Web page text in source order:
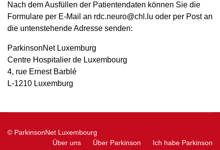
Nach dem Ausfüllen der Patientendaten können Sie die
Formulare per E-Mail an rdc.neuro@chl.lu oder per Post an
die untenstehende Adresse senden:
ParkinsonNet Luxemburg
Centre Hospitalier de Luxembourg
4, rue Ernest Barblé
L-1210 Luxemburg
© ParkinsonNet Luxembourg
Über uns
Über Parkinson
Ich habe Parkinson